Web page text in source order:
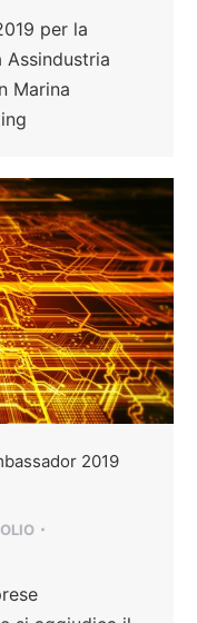
per la
Assindustria
Marina
2019